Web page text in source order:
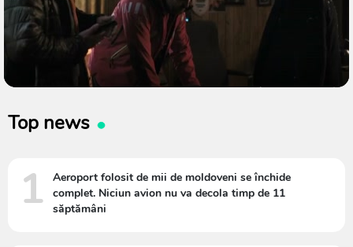
Top news
1
Aeroport folosit de mii de moldoveni se închide
complet. Niciun avion nu va decola timp de 11
săptămâni